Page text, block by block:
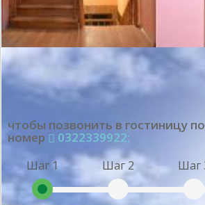
чтобы позвонить в гостиницу
номер 0322339922;
Шаг 1 Шаг 2 Шаг